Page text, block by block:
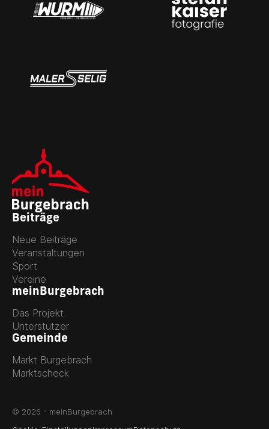
Beiträge
Neue Beiträge
Veranstaltungen
Sport
Vereine
meinBurgebrach
Das Projekt
Unterstützer
Gemeinde
Markt Burgebrach
Marktscheck
© 2026 - meinBurgebrach